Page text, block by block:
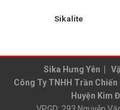
Sikalite
Sika Hưng Yên |
Công Ty TNHH Trần
Huyện Kim